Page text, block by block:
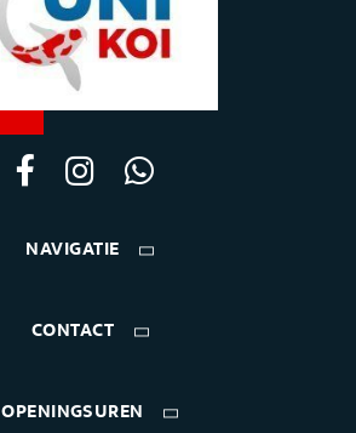
NAVIGATIE
CONTACT
OPENINGSUREN